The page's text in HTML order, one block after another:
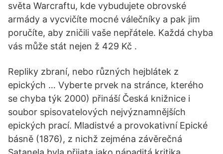
světa Warcraftu, kde vybudujete obrovské
armády a vycvičíte mocné válečníky a pak jim
poručíte, aby zničili vaše nepřátele. Každá chyba
vás může stát nejen ž 429 Kč .
Repliky zbraní, nebo různých hejblátek z
epických … Vyberte prvek na stránce, kterého
se chyba týk 2000) přináší Česká knižnice i
soubor spisovatelových nejvýznamnějších
epických prací. Mladistvé a provokativní Epické
básně (1876), z nichž zejména závěrečná